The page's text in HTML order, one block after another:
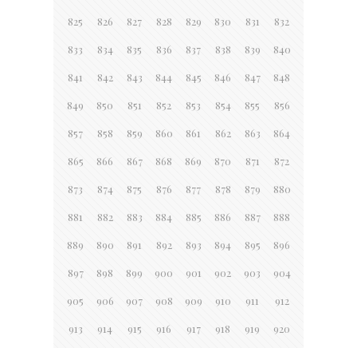
825 826 827 828 829 830 831 832
833 834 835 836 837 838 839 840
841 842 843 844 845 846 847 848
849 850 851 852 853 854 855 856
857 858 859 860 861 862 863 864
865 866 867 868 869 870 871 872
873 874 875 876 877 878 879 880
881 882 883 884 885 886 887 888
889 890 891 892 893 894 895 896
897 898 899 900 901 902 903 904
905 906 907 908 909 910 911 912
913 914 915 916 917 918 919 920